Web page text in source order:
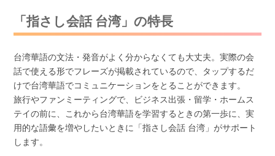
「指さし会話 台湾」の特長
台湾華語の文法・発音がよく分からなくても大丈夫。実際の会
話で使える形でフレーズが掲載されているので、タップするだ
けで台湾華語でコミュニケーションをとることができます。
旅行やファンミーティングで、ビジネス出張・留学・ホームス
テイの前に、これから台湾華語を学習するときの第一歩に、実
用的な語彙を増やしたいときに「指さし会話 台湾」がサポート
します。